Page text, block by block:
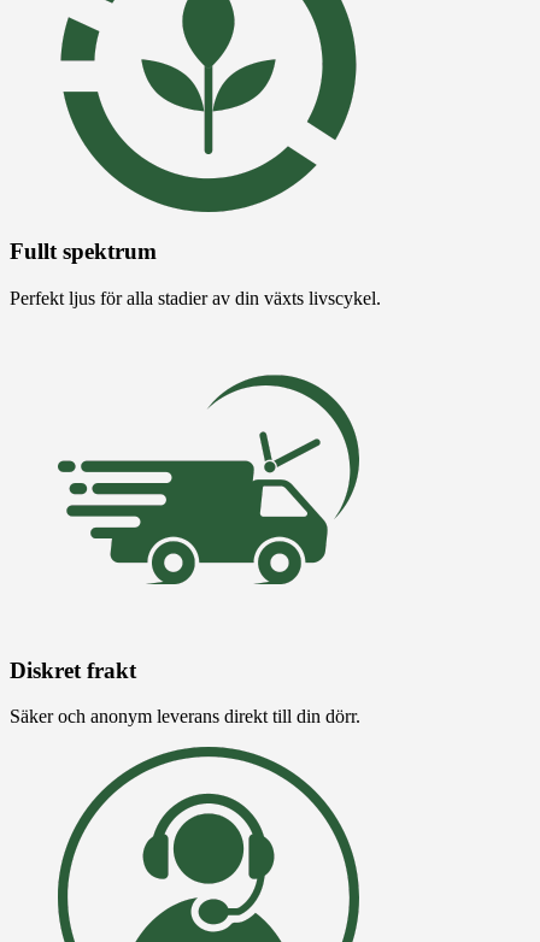
Fullt spektrum
Perfekt ljus för alla stadier av din växts livscykel.
Diskret frakt
Säker och anonym leverans direkt till din dörr.